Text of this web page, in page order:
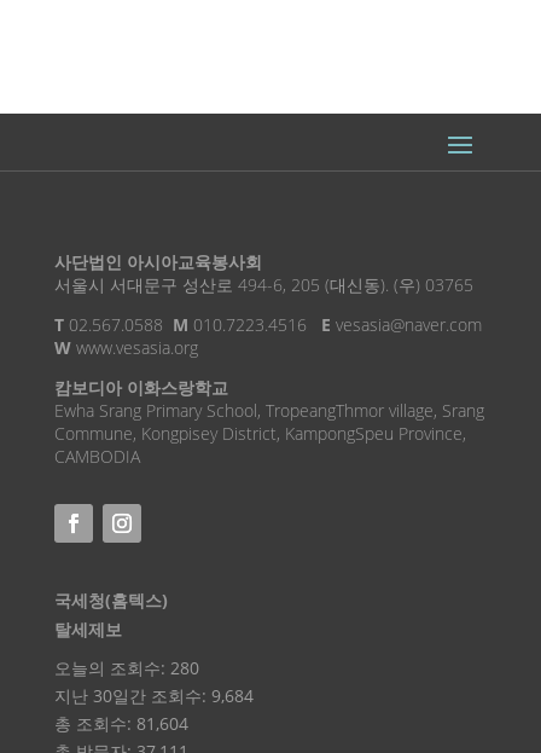
사단법인 아시아교육봉사회
서울시 서대문구 성산로 494-6, 205 (대신동). (우) 03765
T02.567.0588 M 010.7223.4516 E vesasia@naver.com
Wwww.vesasia.org
캄보디아 이화스랑학교
Ewha Srang Primary School, TropeangThmor village, Srang
Commune, Kongpisey District, KampongSpeu Province,
CAMBODIA
국세청(홈텍스)
탈세제보
오늘의 조회수: 280
지난 30일간 조회수: 9,684
총 조회수: 81,604